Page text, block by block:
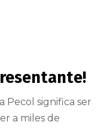
Pecol significa ser
a miles de